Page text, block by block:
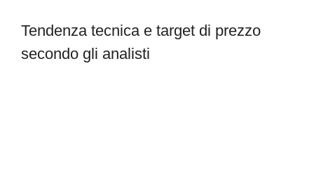
Tendenza tecnica e target di prezzo
secondo gli analisti